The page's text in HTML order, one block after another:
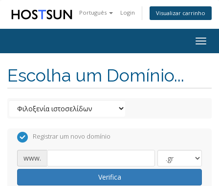
Português Login Visualizar carrinho
Escolha um Domínio...
Registrar um novo domínio
www.
Verifica